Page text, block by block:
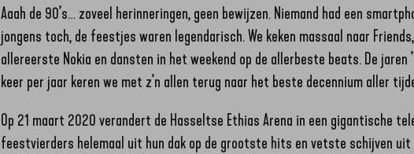
Aaah de 90’s… zoveel herinneringen, geen bewijzen. Niemand had een
jongens toch, de feestjes waren legendarisch. We keken massaal naar Friends,
allereerste Nokia en dansten in het weekend op de allerbeste beats. De jaren
keer per jaar keren we met z’n allen terug naar het beste decennium aller
Op 21 maart 2020 verandert de Hasseltse Ethias Arena in een gigantische
feestvierders helemaal uit hun dak op de grootste hits en vetste schijven uit